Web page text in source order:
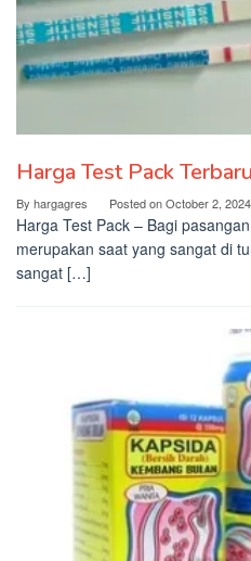
Harga Test Pack Terbaru
By hargagres Posted onOctober 2, 2024
Harga Test Pack – Bagi
merupakan saat yang sangat di
sangat […]